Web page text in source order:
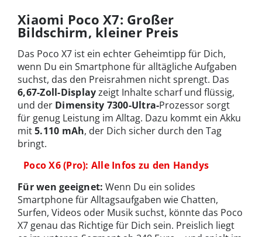
Xiaomi Poco X7: Großer
Bildschirm, kleiner Preis
Das Poco X7 ist ein echter Geheimtipp für Dich,
wenn Du ein Smartphone für alltägliche Aufgaben
suchst, das den Preisrahmen nicht sprengt. Das
6,67-Zoll-Displayzeigt Inhalte scharf und flüssig,
und der Dimensity 7300-Ultra-Prozessor sorgt
für genug Leistung im Alltag. Dazu kommt ein Akku
mit5.110 mAh, der Dich sicher durch den Tag
bringt.
Poco X6 (Pro): Alle Infos zu den Handys
Für wen geeignet: Wenn Du ein solides
Smartphone für Alltagsaufgaben wie Chatten,
Surfen, Videos oder Musik suchst, könnte das Poco
X7 genau das Richtige für Dich sein. Preislich liegt